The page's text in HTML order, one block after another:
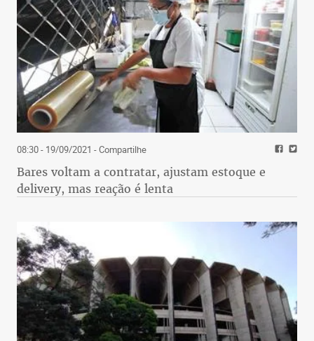
08:30 - 19/09/2021 - Compartilhe
Bares voltam a contratar, ajustam estoque e
delivery, mas reação é lenta